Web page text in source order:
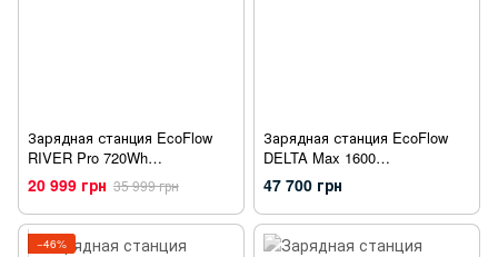
Зарядная станция EcoFlow
RIVER Pro 720Wh
(EFRIVER600PRO-EU)
20 999 грн 35 999 грн
Зарядная станция EcoFlow
DELTA Max 1600
(DELTAMAX1600)
47 700 грн
−46%